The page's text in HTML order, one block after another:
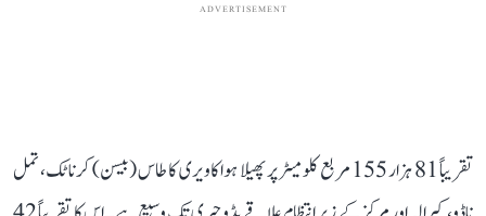
ADVERTISEMENT
تقریباً 81 ہزار 155 مربع کلومیٹر پر پھیلا ہوا کاویری کا طاس (بیسن) کرناٹک، تمل